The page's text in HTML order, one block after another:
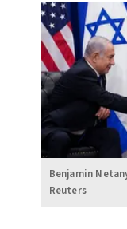
Benjamin
Reuters